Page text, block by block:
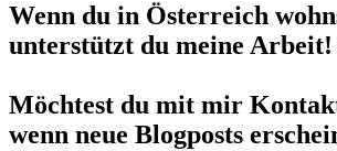
Wenn du in Österreich
unterstützt du meine Arbeit!
Möchtest du mit mir
wenn neue Blogposts